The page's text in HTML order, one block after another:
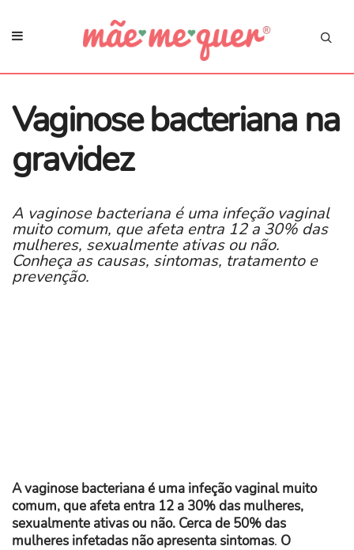
Vaginose bacteriana na
gravidez
A vaginose bacteriana é uma infeção vaginal
muito comum, que afeta entra 12 a 30% das
mulheres, sexualmente ativas ou não.
Conheça as causas, sintomas, tratamento e
prevenção.
A vaginose bacteriana é uma infeção vaginal muito
comum, que afeta entra 12 a 30% das mulheres,
sexualmente ativas ou não. Cerca de 50% das
mulheres infetadas não apresenta sintomas. O